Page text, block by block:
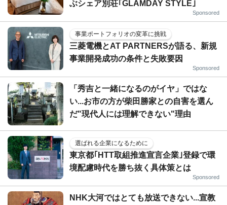
ぶシェア別荘｢GLAMDAY STYLE｣
Sponsored
事業ポートフォリオの変革に挑戦
三菱電機とAT PARTNERSが語る、新規
事業開発成功の条件と失敗要因
Sponsored
「秀吉と一緒になるのがイヤ」ではな
い...お市の方が柴田勝家との自害を選ん
だ"現代人には理解できない"理由
選ばれる企業になるために
東京都｢HTT取組推進宣言企業｣登録で環
境配慮時代を勝ち抜く具体策とは
Sponsored
NHK大河ではとても放送できない...宣教